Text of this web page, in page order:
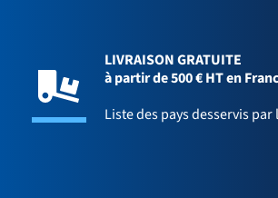
LIVRAISON GRATUITE
à partir de 500 € HT en
Liste des pays desservis